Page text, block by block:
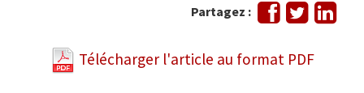
Partagez :
Partager
sur
Tweeter
Télécharger l'article au format PDF